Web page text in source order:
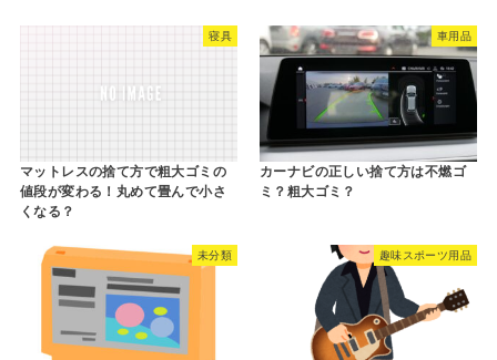
寝具
マットレスの捨て方で粗大ゴミの
値段が変わる！丸めて畳んで小さ
くなる？
車用品
カーナビの正しい捨て方は不燃ゴ
ミ？粗大ゴミ？
未分類 趣味スポーツ用品